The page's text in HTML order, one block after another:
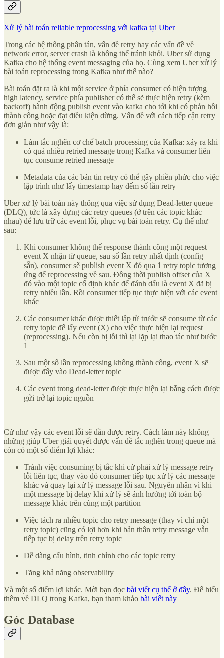
Xử lý bài toán reliable reprocessing với kafka tại Uber
Trong các hệ thống phân tán, vấn đề retry hay các vấn đề về
network error, server crash là không thể tránh khỏi. Uber sử dụng
Kafka cho hệ thống event messaging của họ. Cùng xem Uber xử lý
bài toán reprocessing trong Kafka như thế nào?
Bài toán đặt ra là khi một service ở phía consumer có hiện tượng
high latency, service phía publisher có thể sẽ thực hiện retry (kèm
backoff) hành động publish event vào kafka cho tới khi có phản hồi
thành công hoặc đạt điều kiện dừng. Vấn đề với cách tiếp cận retry
đơn giản như vậy là:
Làm tắc nghẽn cơ chế batch processing của Kafka: xảy ra khi
có quá nhiều retried message trong Kafka và consumer liên
tục consume retried message
Metadata của các bản tin retry có thể gây phiền phức cho việc
lập trình như lấy timestamp hay đếm số lần retry
Uber xử lý bài toán này thông qua việc sử dụng Dead-letter queue
(DLQ), tức là xây dựng các retry queues (ở trên các topic khác
nhau) để lưu trữ các event lỗi, phục vụ bài toán retry. Cụ thể như
sau:
Khi consumer không thể response thành công một request
event X nhận từ queue, sau số lần retry nhất định (config
sẵn), consumer sẽ publish event X đó qua 1 retry topic tương
ứng để reprocessing về sau. Đồng thời publish offset của X
đó vào một topic cố định khác để đánh dấu là event X đã bị
retry nhiều lần. Rồi consumer tiếp tục thực hiện với các event
khác
Các consumer khác được thiết lập từ trước sẽ consume từ các
retry topic để lấy event (X) cho việc thực hiện lại request
(reprocessing). Nếu còn bị lỗi thì lại lặp lại thao tác như bước
1
Sau một số lần reprocessing không thành công, event X sẽ
được đẩy vào Dead-letter topic
Các event trong dead-letter được thực hiện lại bằng cách được
gửi trở lại topic nguồn
Cứ như vậy các event lỗi sẽ dần được retry. Cách làm này không
những giúp Uber giải quyết được vấn đề tắc nghẽn trong queue mà
còn có một số điểm lợi khác:
Tránh việc consuming bị tắc khi cứ phải xử lý message retry
lỗi liên tục, thay vào đó consumer tiếp tục xử lý các message
khác và quay lại xử lý message lỗi sau. Nguyên nhân vì khi
một message bị delay khi xử lý sẽ ảnh hưởng tới toàn bộ
message khác trên cùng một partition
Việc tách ra nhiều topic cho retry message (thay vì chỉ một
retry topic) cũng có lợi hơn khi bản thân retry message vẫn
tiếp tục bị delay trên retry topic
Dễ dàng cấu hình, tinh chỉnh cho các topic retry
Tăng khả năng observability
Và một số điểm lợi khác. Mời bạn đọc bài viết cụ thể ở đây. Để hiểu
thêm về DLQ trong Kafka, bạn tham khảo bài viết này
Góc Database